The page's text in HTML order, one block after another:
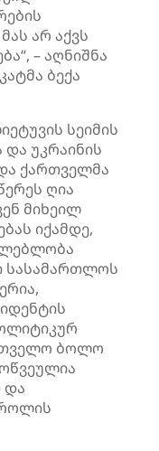
არ აქვს
– აღნიშნა
ბექა
სეიმის
და უკრაინის
ქართველმა
ღია
მიხეილ
იქამდე,
სასამართლოს
ბოლო
და